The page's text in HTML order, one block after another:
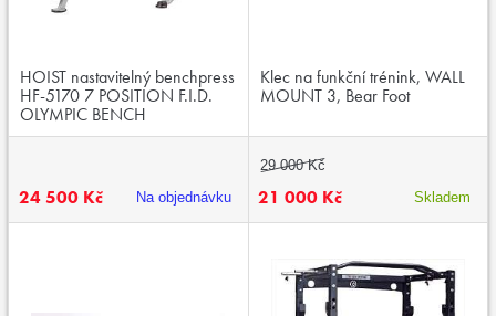
HOIST nastavitelný benchpress
HF-5170 7 POSITION F.I.D.
OLYMPIC BENCH
24 500 Kč Na objednávku
Klec na funkční trénink, WALL
MOUNT 3, Bear Foot
29 000 Kč
21 000 Kč Skladem